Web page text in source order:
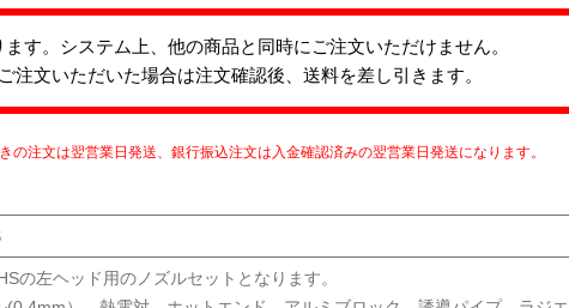
す。システム上、他の商品と同時にご注文いただけません。
注文いただいた場合は注文確認後、送料を差し引きます。
注文は翌営業日発送、銀行振込注文は入金確認済みの翌営業日発送になります。
の左ヘッド用のノズルセットとなります。